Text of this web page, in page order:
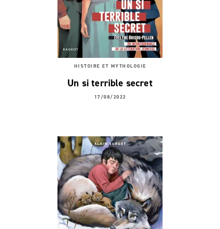
HISTOIRE ET MYTHOLOGIE
Un si terrible secret
17/08/2022